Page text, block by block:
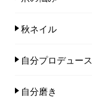
秋ネイル
自分プロデュース
自分磨き